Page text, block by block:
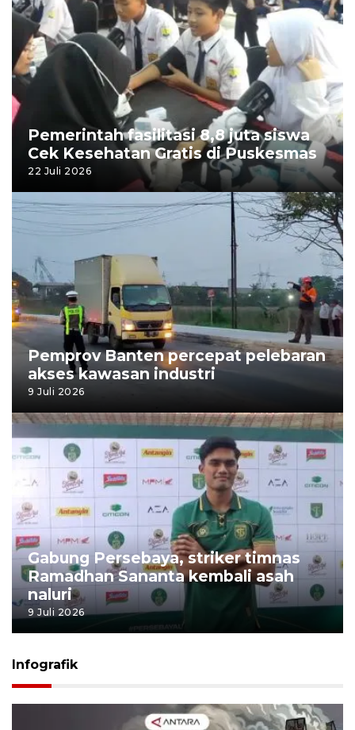
Pemerintah fasilitasi 8,8 juta siswa
Cek Kesehatan Gratis di Puskesmas
22 Juli 2026
Pemprov Banten percepat pelebaran
akses kawasan industri
9 Juli 2026
Gabung Persebaya, striker timnas
Ramadhan Sananta kembali asah
naluri
9 Juli 2026
Infografik